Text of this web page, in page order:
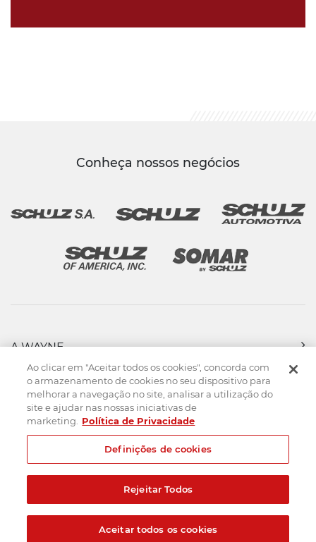
Conheça nossos negócios
A WAYNE
PRODUTOS
FORÇA DE VENDAS
ASSISTÊNCIA TÉCNICA
DOWNLOADS
CONTATO
Mapa do Site Termos de uso Política de privacidade
Created by
Ao clicar em "Aceitar todos os cookies", concorda com
o armazenamento de cookies no seu dispositivo para
melhorar a navegação no site, analisar a utilização do
site e ajudar nas nossas iniciativas de
marketing.
Política de Privacidade
Definições de cookies
Rejeitar Todos
Aceitar todos os cookies